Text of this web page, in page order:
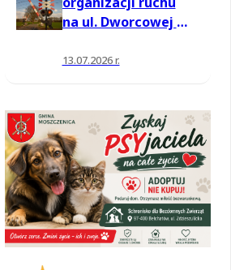
na ul. Dworcowej w
13.07.2026 r.